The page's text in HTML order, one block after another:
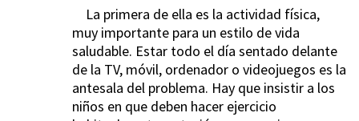
La primera de ella es la actividad física,
muy importante para un estilo de vida
saludable. Estar todo el día sentado delante
de la TV, móvil, ordenador o videojuegos es la
antesala del problema. Hay que insistir a los
niños en que deben hacer ejercicio